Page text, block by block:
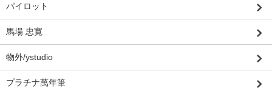
パイロット
馬場 忠寛
物外/ystudio
プラチナ萬年筆